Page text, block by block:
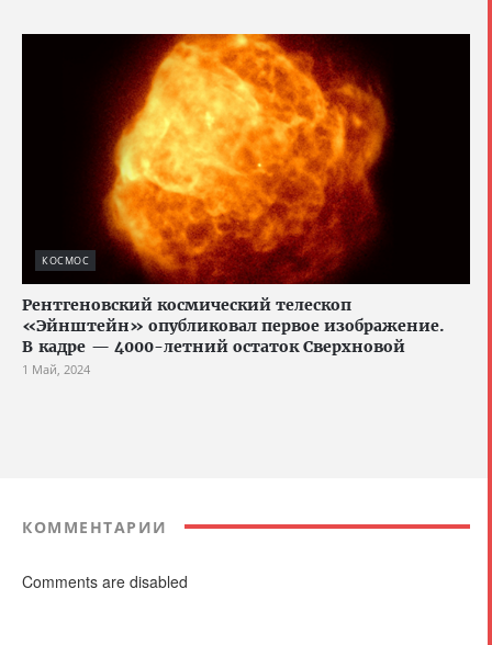
КОСМОС
Рентгеновский космический телескоп
«Эйнштейн» опубликовал первое изображение.
В кадре — 4000-летний остаток Сверхновой
1 Май, 2024
КОММЕНТАРИИ
Comments are disabled